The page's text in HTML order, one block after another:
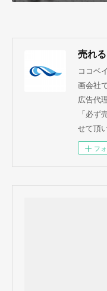
ココベ
画会社
広告代
「必ず
せて頂
フ